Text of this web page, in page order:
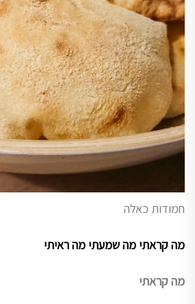
חמודות כאלה
מה קראתי מה שמעתי מה ראיתי
מה קראתי